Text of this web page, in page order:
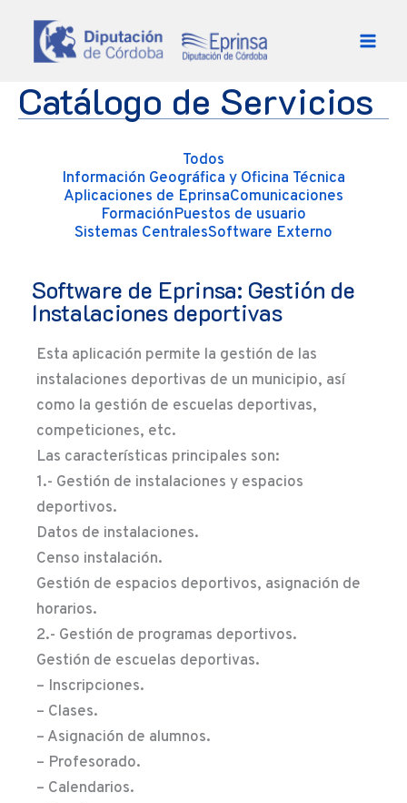
Catálogo de Servicios
Todos
Información Geográfica y Oficina Técnica
Aplicaciones de EprinsaComunicaciones
FormaciónPuestos de usuario
Sistemas CentralesSoftware Externo
Software de Eprinsa: Gestión de
Instalaciones deportivas
Esta aplicación permite la gestión de las
instalaciones deportivas de un municipio, así
como la gestión de escuelas deportivas,
competiciones, etc.
Las características principales son:
1.- Gestión de instalaciones y espacios
deportivos.
Datos de instalaciones.
Censo instalación.
Gestión de espacios deportivos, asignación de
horarios.
2.- Gestión de programas deportivos.
Gestión de escuelas deportivas.
– Inscripciones.
– Clases.
– Asignación de alumnos.
– Profesorado.
– Calendarios.